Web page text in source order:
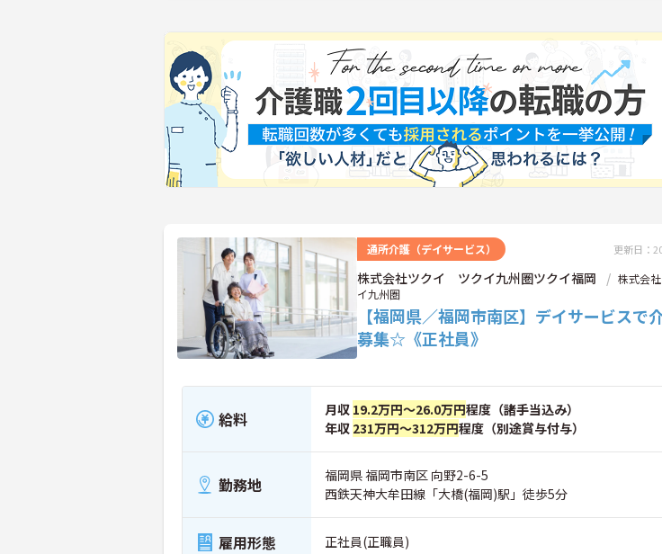
通所介護（デイサービス） 更新日：
株式会社ツクイ ツクイ九州圏ツクイ福岡
株式会
イ九州圏
【福岡県／福岡市南区】デイサービスで
募集☆《正社員》
給料 月収 19.2万円～26.0万円程度（諸手当込み）
年収 231万円～312万円程度（別途賞与付与）
勤務地
福岡県 福岡市南区 向野2-6-5
西鉄天神大牟田線「大橋(福岡)駅」徒歩5分
雇用形態 正社員(正職員)